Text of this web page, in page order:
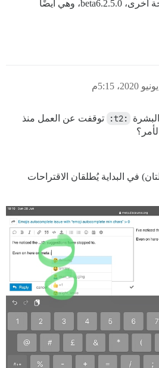
وتعمل بشكل جيد على نسخة أخرى، 2.5.0.beta6، وهي أيضًا
:t2:
توقفت عن العمل منذ
في البداية يُطلقان الاقتراحات